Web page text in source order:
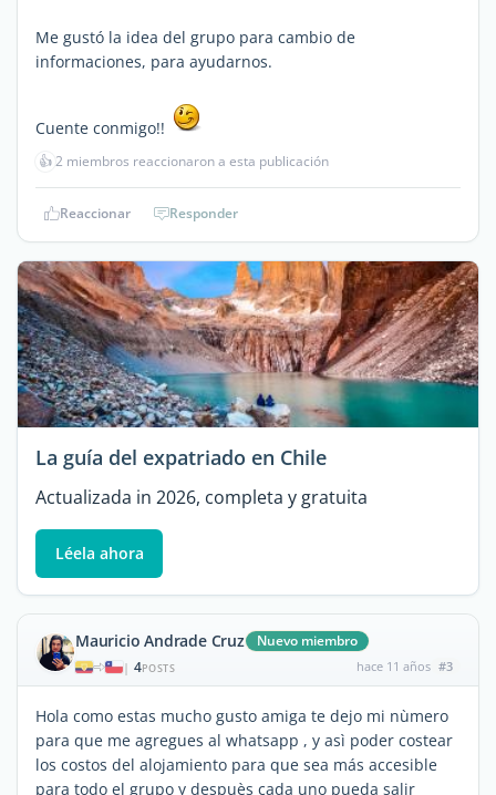
Me gustó la idea del grupo para cambio de
informaciones, para ayudarnos.
Cuente conmigo!!
👍2 miembros reaccionaron a esta publicación
Reaccionar Responder
La guía del expatriado en Chile
Actualizada in 2026, completa y gratuita
Léela ahora
Mauricio Andrade Cruz Nuevo miembro
| 4POSTS hace 11 años #3
Hola como estas mucho gusto amiga te dejo mi nùmero
para que me agregues al whatsapp , y asì poder costear
los costos del alojamiento para que sea más accesible
para todo el grupo y despuès cada uno pueda salir